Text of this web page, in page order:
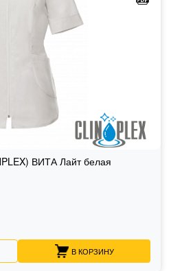
ВИТА Лайт белая
В КОРЗИНУ